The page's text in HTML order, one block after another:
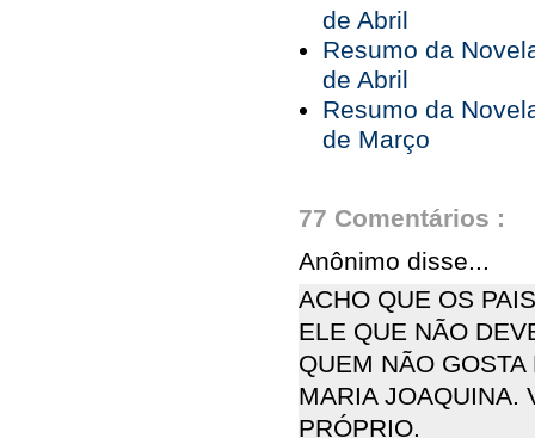
de Abril
Resumo da
de Abril
Resumo da
de Março
77 Comentários :
Anônimo disse...
ACHO QUE OS
ELE QUE NÃO
QUEM NÃO
MARIA JOAQUINA.
PRÓPRIO.